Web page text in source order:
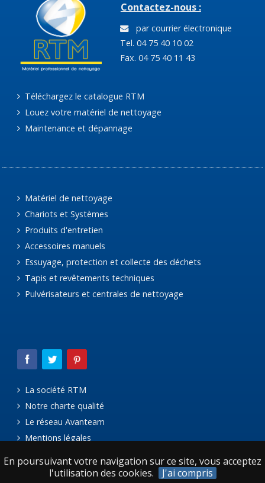
En poursuivant votre navigation sur ce site, vous acceptez
l'utilisation des cookies.
J'ai compris
Contactez-nous :
par courrier électronique
Tel. 04 75 40 10 02
Fax. 04 75 40 11 43
Téléchargez le catalogue RTM
Louez votre matériel de nettoyage
Maintenance et dépannage
Matériel de nettoyage
Chariots et Systèmes
Produits d'entretien
Accessoires manuels
Essuyage, protection et collecte des déchets
Tapis et revêtements techniques
Pulvérisateurs et centrales de nettoyage
La société RTM
Notre charte qualité
Le réseau Avanteam
Mentions légales